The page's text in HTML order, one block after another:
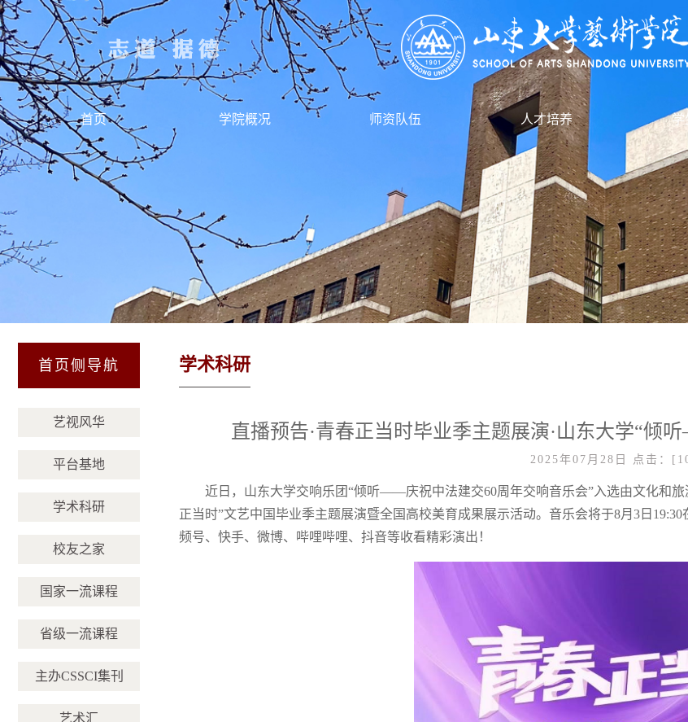
首页 学院概况 师资队伍 人才培养 学
首页侧导航
艺视风华
平台基地
学术科研
校友之家
国家一流课程
省级一流课程
主办CSSCI集刊
艺术汇
学术科研
直播预告·青春正当时毕业季主题展演·山东大学“倾
2025年07月28日 点击：[
近日，山东大学交响乐团“倾听——庆祝中法建交60周年交响音乐会”入选由文化和
正当时”文艺中国毕业季主题展演暨全国高校美育成果展示活动。音乐会将于8月 3 日 19:30
频号、快手、微博、哔哩哔哩、抖音等收看精彩演出！